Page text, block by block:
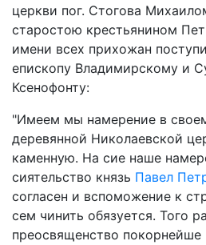
церкви пог. Стогова
старостою крестьянином
имени всех прихожан
епископу Владимирскому и
Ксенофонту:
"Имеем мы намерение в
деревянной Николаевской
каменную. На сие наше
сиятельство князь Павел
согласен и вспоможение к
сем чинить обязуется. Того
преосвященство